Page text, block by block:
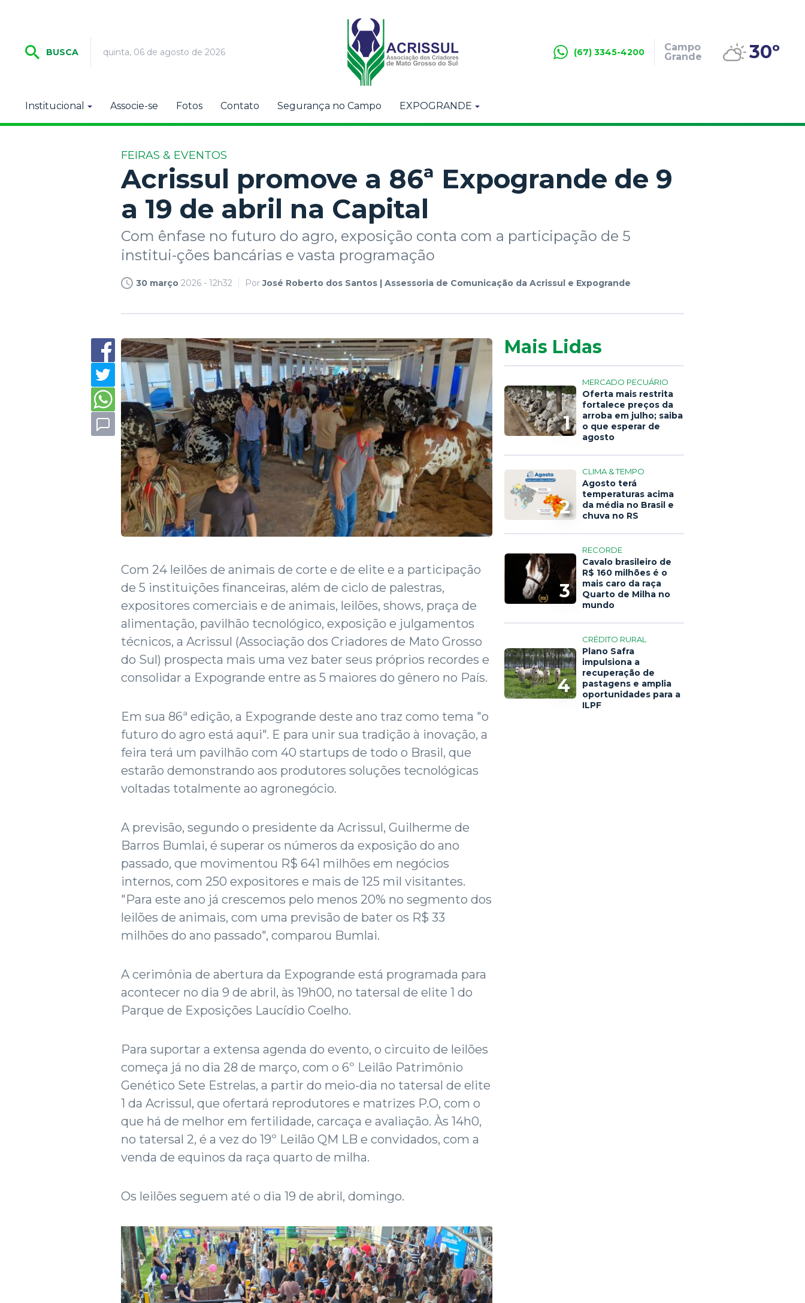
BUSCA quinta, 06 de agosto de 2026 (67) 3345-4200
Campo
Grande
30º
Institucional Associe-se Fotos Contato Segurança no Campo EXPOGRANDE
FEIRAS & EVENTOS
Acrissul promove a 86ª Expogrande de 9
a 19 de abril na Capital
Com ênfase no futuro do agro, exposição conta com a participação de 5
institui-ções bancárias e vasta programação
30 março 2026 - 12h32 PorJosé Roberto dos Santos | Assessoria de Comunicação da Acrissul e Expogrande
Com 24 leilões de animais de corte e de elite e a participação
de 5 instituições financeiras, além de ciclo de palestras,
expositores comerciais e de animais, leilões, shows, praça de
alimentação, pavilhão tecnológico, exposição e julgamentos
técnicos, a Acrissul (Associação dos Criadores de Mato Grosso
do Sul) prospecta mais uma vez bater seus próprios recordes e
consolidar a Expogrande entre as 5 maiores do gênero no País.
Em sua 86ª edição, a Expogrande deste ano traz como tema "o
futuro do agro está aqui". E para unir sua tradição à inovação, a
feira terá um pavilhão com 40 startups de todo o Brasil, que
estarão demonstrando aos produtores soluções tecnológicas
voltadas totalmente ao agronegócio.
A previsão, segundo o presidente da Acrissul, Guilherme de
Barros Bumlai, é superar os números da exposição do ano
passado, que movimentou R$ 641 milhões em negócios
internos, com 250 expositores e mais de 125 mil visitantes.
"Para este ano já crescemos pelo menos 20% no segmento dos
leilões de animais, com uma previsão de bater os R$ 33
milhões do ano passado", comparou Bumlai.
A cerimônia de abertura da Expogrande está programada para
acontecer no dia 9 de abril, às 19h00, no tatersal de elite 1 do
Parque de Exposições Laucídio Coelho.
Para suportar a extensa agenda do evento, o circuito de leilões
começa já no dia 28 de março, com o 6º Leilão Patrimônio
Genético Sete Estrelas, a partir do meio-dia no tatersal de elite
1 da Acrissul, que ofertará reprodutores e matrizes P.O, com o
que há de melhor em fertilidade, carcaça e avaliação. Às 14h0,
no tatersal 2, é a vez do 19º Leilão QM LB e convidados, com a
venda de equinos da raça quarto de milha.
Os leilões seguem até o dia 19 de abril, domingo.
Mais Lidas
1
MERCADO PECUÁRIO
Oferta mais restrita
fortalece preços da
arroba em julho; saiba
o que esperar de
agosto
2
CLIMA & TEMPO
Agosto terá
temperaturas acima
da média no Brasil e
chuva no RS
3
RECORDE
Cavalo brasileiro de
R$ 160 milhões é o
mais caro da raça
Quarto de Milha no
mundo
4
CRÉDITO RURAL
Plano Safra
impulsiona a
recuperação de
pastagens e amplia
oportunidades para a
ILPF